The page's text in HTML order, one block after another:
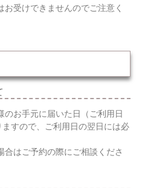
受けできませんのでご注意く
のお手元に届いた日（ご利用日
すので、ご利用日の翌日には必
はご予約の際にご相談くださ